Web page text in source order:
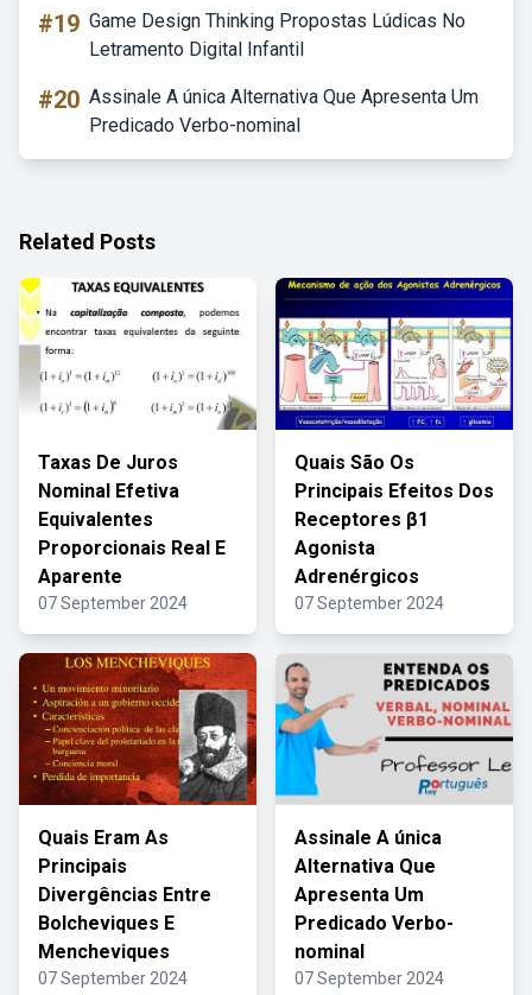
#19 Game Design Thinking Propostas Lúdicas No
Letramento Digital Infantil
#20 Assinale A única Alternativa Que Apresenta Um
Predicado Verbo-nominal
Related Posts
Taxas De Juros
Nominal Efetiva
Equivalentes
Proporcionais Real E
Aparente
07 September 2024
Quais São Os
Principais Efeitos Dos
Receptores β1
Agonista
Adrenérgicos
07 September 2024
Quais Eram As
Principais
Divergências Entre
Bolcheviques E
Mencheviques
07 September 2024
Assinale A única
Alternativa Que
Apresenta Um
Predicado Verbo-
nominal
07 September 2024